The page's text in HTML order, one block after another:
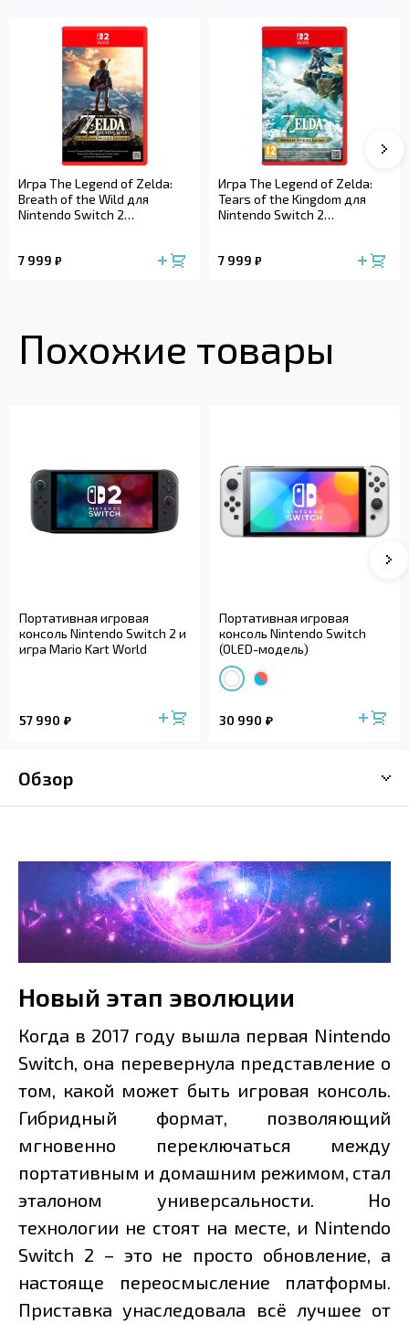
Игра The Legend of Zelda:
Breath of the Wild для
Nintendo Switch 2
7 999 ₽
Игра The Legend of Zelda:
Tears of the Kingdom для
Nintendo Switch 2
7 999 ₽
Похожие товары
Портативная игровая
консоль Nintendo Switch 2 и
игра Mario Kart World
57 990
Портативная игровая
консоль Nintendo Switch
(OLED-модель)
30 990
Обзор
Новый этап эволюции
Когда в 2017 году вышла первая Nintendo
Switch, она перевернула представление о
том, какой может быть игровая консоль.
Гибридный формат, позволяющий
мгновенно переключаться между
портативным и домашним режимом, стал
эталоном универсальности. Но
технологии не стоят на месте, и Nintendo
Switch 2 – это не просто обновление, а
настояще переосмысление платформы.
Приставка унаследовала всё лучшее от